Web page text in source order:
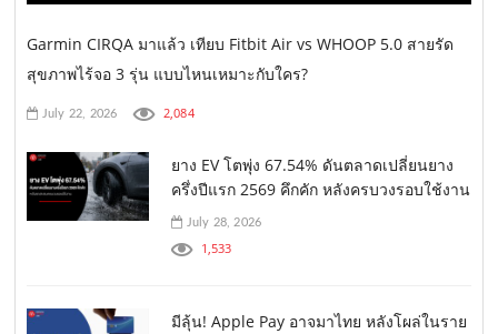
Garmin CIRQA มาแล้ว เทียบ Fitbit Air vs WHOOP 5.0 สายรัด
สุขภาพไร้จอ 3 รุ่น แบบไหนเหมาะกับใคร?
July 22, 2026 2,084
ยาง EV โตพุ่ง 67.54% ดันตลาดเปลี่ยนยาง
ครึ่งปีแรก 2569 คึกคัก หลังครบวงรอบใช้งาน
July 28, 2026
1,533
มีลุ้น! Apple Pay อาจมาไทย หลังโผล่ในราย